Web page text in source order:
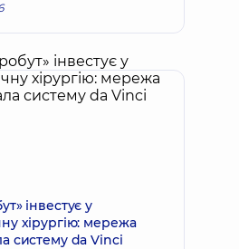
інвестує у
хірургію: мережа
систему da Vinci